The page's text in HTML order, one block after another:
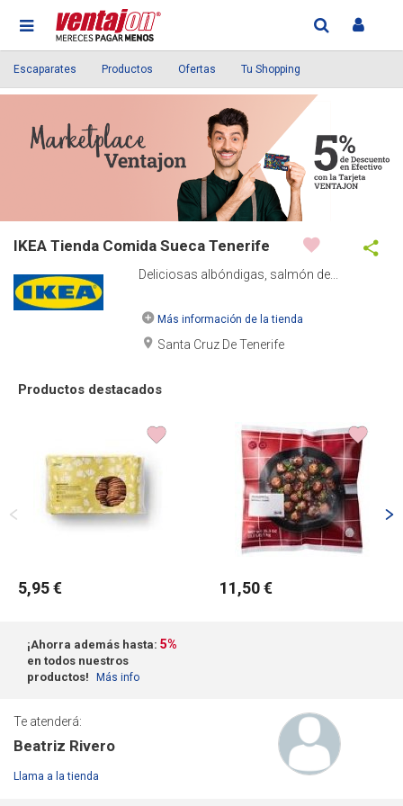
Escaparates Productos Ofertas Tu Shopping
IKEA Tienda Comida Sueca Tenerife
Deliciosas albóndigas, salmón de...
Más información de la tienda
Santa Cruz De Tenerife
Productos destacados
5,95 € 11,50 €
¡Ahorra además hasta: 5%
en todos nuestros
productos!
Más info
Te atenderá:
Beatriz Rivero
Llama a la tienda